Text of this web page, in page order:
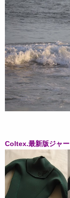
Coltex.最新版ジャー